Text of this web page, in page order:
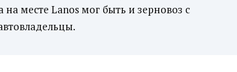
на месте Lanos мог быть и зерновоз с